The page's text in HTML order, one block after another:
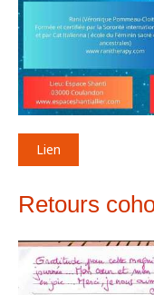
Lien
Retours